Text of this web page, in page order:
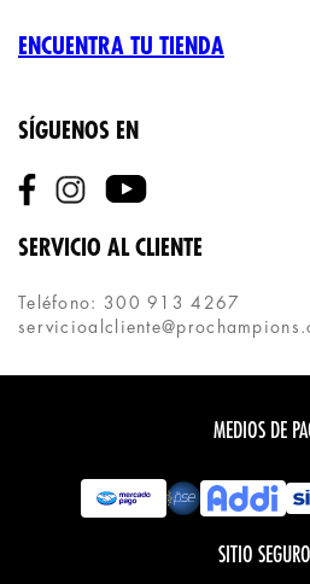
ENCUENTRA TU TIENDA
SÍGUENOS EN
SERVICIO AL CLIENTE
Teléfono: 300 913 4267
MEDIOS DE
SITIO SEGURO